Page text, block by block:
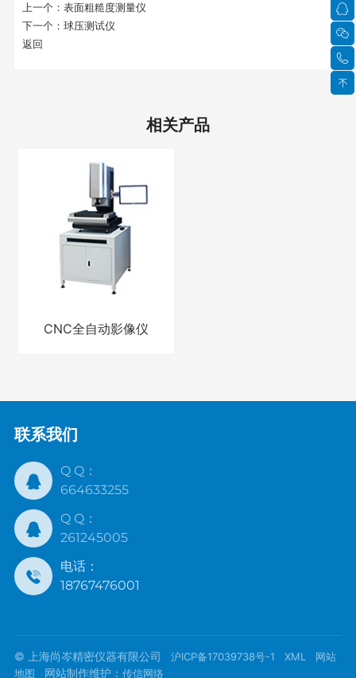
上一个： 表面粗糙度测量仪
下一个： 球压测试仪
返回
相关产品
CNC全自动影像仪
联系我们
Q Q：
664633255
Q Q：
261245005
电话：
18767476001
© 上海尚岑精密仪器有限公司 沪ICP备17039738号-1 XML
网站
地图 网站制作维护： 传信网络